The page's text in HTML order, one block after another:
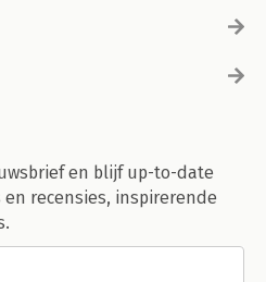
en blijf up-to-date
recensies, inspirerende